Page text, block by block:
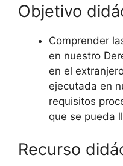
Objetivo
Comprender
en nuestro
en el
ejecutada en
requisitos
que se pueda
Recurso